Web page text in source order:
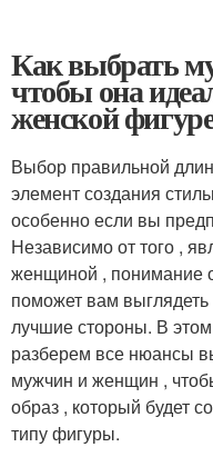
Как выбрать
чтобы она
женской
Выбор правильной
элемент создания
особенно если вы
Независимо от того ,
женщиной , понимание
поможет вам выглядеть
лучшие стороны. В
разберем все нюансы
мужчин и женщин ,
образ , который будет
типу фигуры.